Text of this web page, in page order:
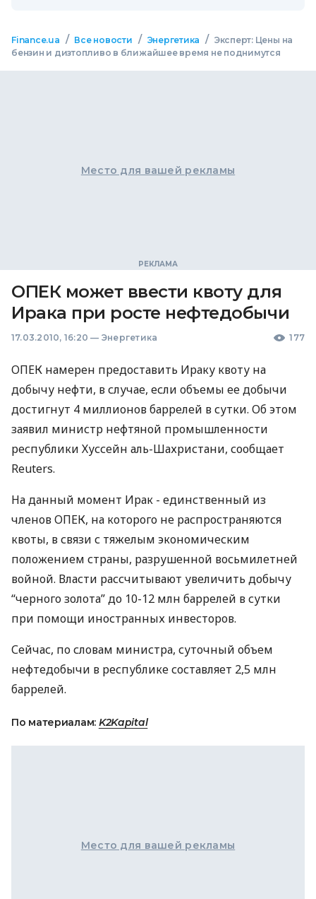
Finance.ua / Все новости / Энергетика / Эксперт: Цены на
бензин и дизтопливо в ближайшее время не поднимутся
Место для вашей рекламы
ОПЕК может ввести квоту для
Ирака при росте нефтедобычи
17.03.2010, 16:20 — Энергетика 177
ОПЕК намерен предоставить Ираку квоту на
добычу нефти, в случае, если объемы ее добычи
достигнут 4 миллионов баррелей в сутки. Об этом
заявил министр нефтяной промышленности
республики Хуссейн аль-Шахристани, сообщает
Reuters.
На данный момент Ирак - единственный из
членов ОПЕК, на которого не распространяются
квоты, в связи с тяжелым экономическим
положением страны, разрушенной восьмилетней
войной. Власти рассчитывают увеличить добычу
“черного золота” до 10-12 млн баррелей в сутки
при помощи иностранных инвесторов.
Сейчас, по словам министра, суточный объем
нефтедобычи в республике составляет 2,5 млн
баррелей.
По материалам: K2Kapital
Место для вашей рекламы